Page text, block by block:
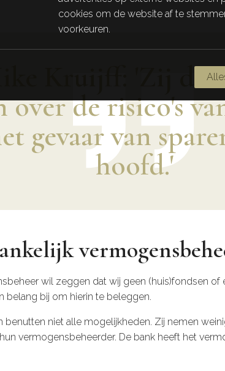
Kruijff: 'Zij die
over de risico's
gevaar van
hoofd.'
wil zeggen dat wij geen (huis)fondsen
belang bij om hierin te beleggen.
benutten niet alle mogelijkheden. Zij nemen
vermogensbeheerder. De bank heeft het
cookies om de website af te
voorkeuren.